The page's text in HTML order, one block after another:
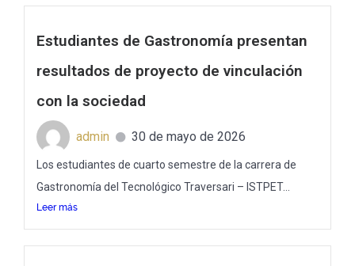
Estudiantes de Gastronomía presentan
resultados de proyecto de vinculación
con la sociedad
admin 30 de mayo de 2026
Los estudiantes de cuarto semestre de la carrera de
Gastronomía del Tecnológico Traversari – ISTPET...
Leer más